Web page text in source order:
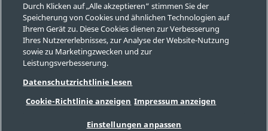
©2026 Swagelok Company. Alle Rechte vorbehalten.
Datenschutzbestimmungen
Rechtliche Bestimmungen
Durch Klicken auf „Alle akzeptieren“ stimmen Sie der
Speicherung von Cookies und ähnlichen Technologien auf
Ihrem Gerät zu. Diese Cookies dienen zur Verbesserung
Ihres Nutzererlebnisses, zur Analyse der Website-Nutzung
sowie zu Marketingzwecken und zur
Leistungsverbesserung.
Datenschutzrichtlinie lesen
Cookie-Richtlinie anzeigen Impressum anzeigen
Einstellungen anpassen